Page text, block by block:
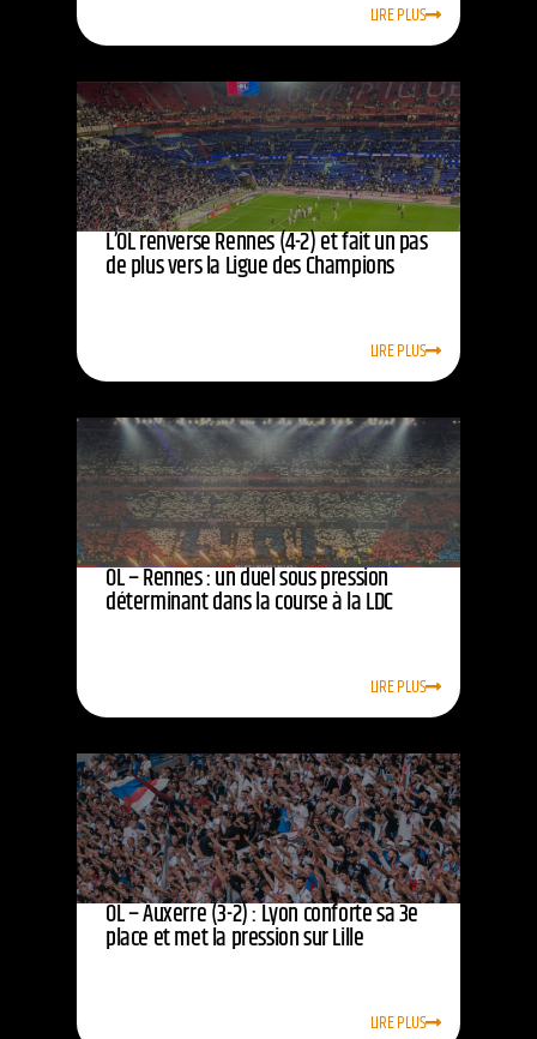
LIRE PLUS
L’OL renverse Rennes (4-2) et fait un pas
de plus vers la Ligue des Champions
LIRE PLUS
OL – Rennes : un duel sous pression
déterminant dans la course à la LDC
LIRE PLUS
OL – Auxerre (3-2) : Lyon conforte sa 3e
place et met la pression sur Lille
LIRE PLUS